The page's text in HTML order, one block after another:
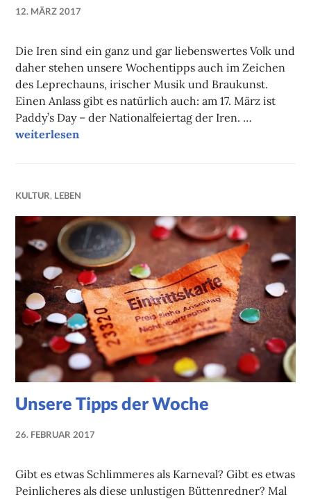
12. MÄRZ 2017
Die Iren sind ein ganz und gar liebenswertes Volk und
daher stehen unsere Wochentipps auch im Zeichen
des Leprechauns, irischer Musik und Braukunst.
Einen Anlass gibt es natürlich auch: am 17. März ist
Paddy’s Day – der Nationalfeiertag der Iren. …
Unsere Tipps der Woche
weiterlesen
KULTUR, LEBEN
Unsere Tipps der Woche
26. FEBRUAR 2017
Gibt es etwas Schlimmeres als Karneval? Gibt es etwas
Peinlicheres als diese unlustigen Büttenredner? Mal